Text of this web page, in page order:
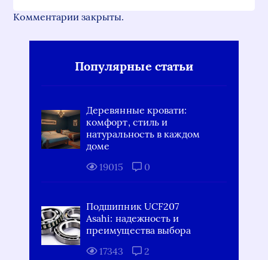
Комментарии закрыты.
Популярные статьи
Деревянные кровати:
комфорт, стиль и
натуральность в каждом
доме
19015
0
Подшипник UCF207
Asahi: надежность и
преимущества выбора
17343
2